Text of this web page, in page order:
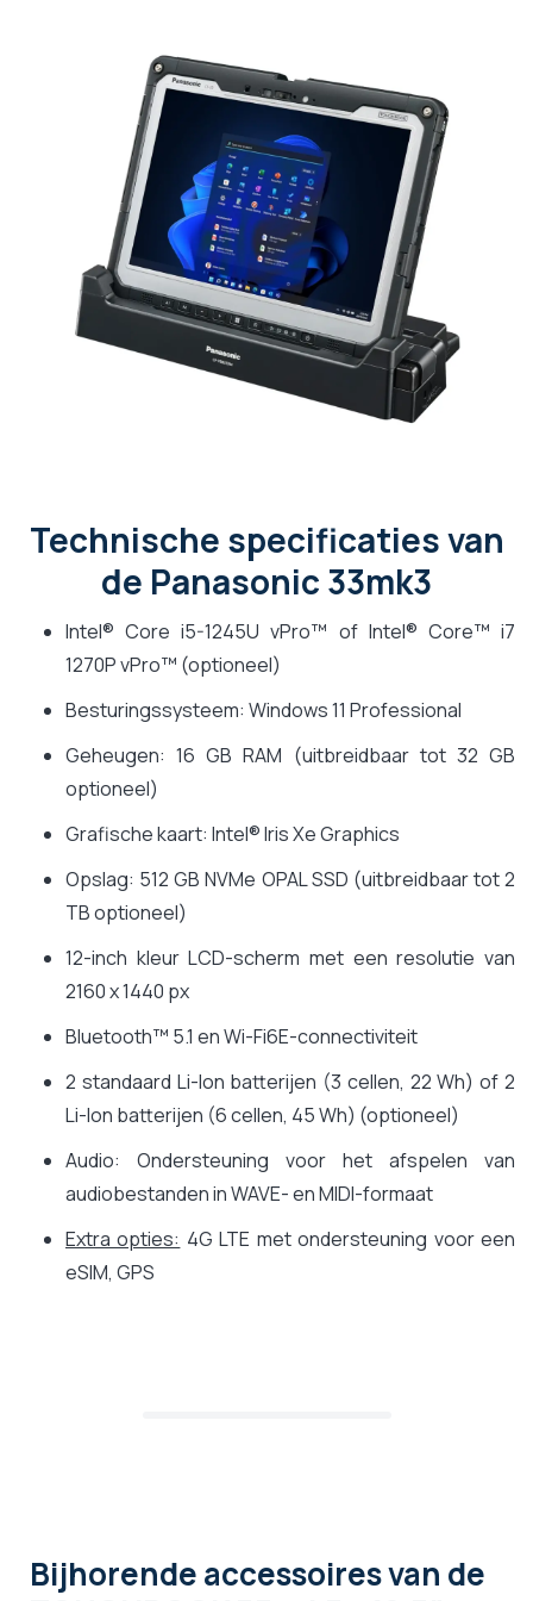
Technische specificaties van
de Panasonic 33mk3
Intel® Core i5-1245U vPro™ of Intel® Core™ i7
1270P vPro™ (optioneel)
Besturingssysteem: Windows 11 Professional
Geheugen: 16 GB RAM (uitbreidbaar tot 32 GB
optioneel)
Grafische kaart: Intel® Iris Xe Graphics
Opslag: 512 GB NVMe OPAL SSD (uitbreidbaar tot 2
TB optioneel)
12-inch kleur LCD-scherm met een resolutie van
2160 x 1440 px
Bluetooth™ 5.1 en Wi-Fi6E-connectiviteit
2 standaard Li-Ion batterijen (3 cellen, 22 Wh) of 2
Li-Ion batterijen (6 cellen, 45 Wh) (optioneel)
Audio: Ondersteuning voor het afspelen van
audiobestanden in WAVE- en MIDI-formaat
Extra opties: 4G LTE met ondersteuning voor een
eSIM, GPS
Bijhorende accessoiresvan de